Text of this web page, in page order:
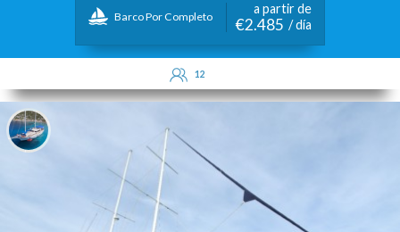
Barco Por Completo
a partir de
€2.485 / día
12